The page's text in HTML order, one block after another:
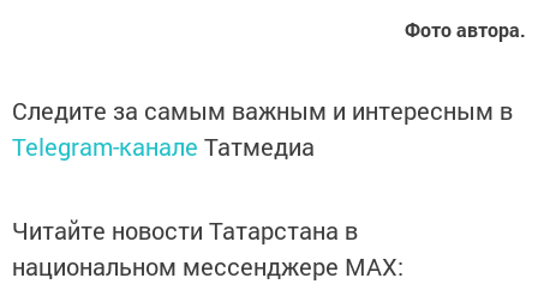
Фото автора.
Следите за самым важным и интересным в
Telegram-канале Татмедиа
Читайте новости Татарстана в
национальном мессенджере MАХ: